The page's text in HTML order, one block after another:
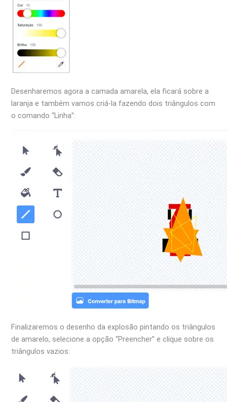
Desenharemos agora a camada amarela, ela ficará sobre a
laranja e também vamos criá-la fazendo dois triângulos com
o comando “Linha”:
Finalizaremos o desenho da explosão pintando os triângulos
de amarelo, selecione a opção “Preencher” e clique sobre os
triângulos vazios: